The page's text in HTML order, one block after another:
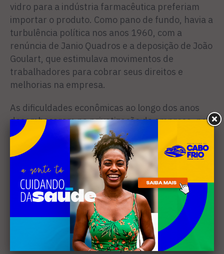
vidro para a indústria farmacêutica preferiam
importar o produto. Como pano de fundo, havia a
turbulência política nos anos 1960, com a
renúncia de Janio Quadros e a deposição de João
Goulart, que estimulava movimentos de
trabalhadores para cobrar seus direitos e
melhorias na empresa.
As dificuldades econômicas ao longo dos anos
desembocaram na privatização da empresa, no
começo da década de 1990, no governo Collor. A
companhia se arrastou até a falência, em 2006,
deixando dívidas trabalhistas cobradas até hoje
na Justiça. Noves fora a derrocada financeira, a
trajetória de uma empresa nascida da aventura
desenvolvimentista brasileira foi marcante para
a formação do ‘Cabo’, apelido de Arraial, como é
conhecido hoje.
– Para Arraial teve uma importância muito